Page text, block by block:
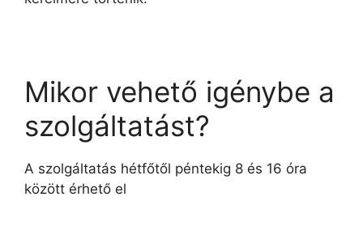
Mikor vehető igénybe a
szolgáltatást?
A szolgáltatás hétfőtől péntekig 8 és 16 óra
között érhető el